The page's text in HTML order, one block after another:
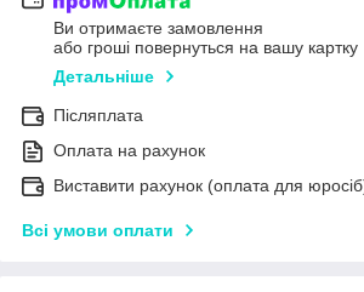
Ви отримаєте замовлення
або гроші повернуться на вашу картку
Детальніше
Післяплата
Оплата на рахунок
Виставити рахунок (оплата для
Всі умови оплати